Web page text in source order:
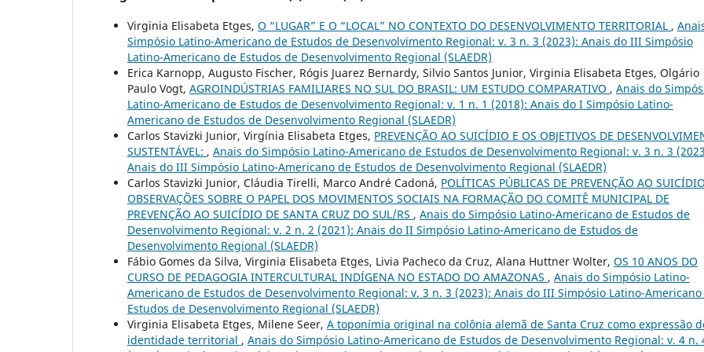
Virginia Elisabeta Etges, O “LUGAR” E O “LOCAL” NO CONTEXTO DO DESENVOLVIMENTO TERRITORIAL ,
Simpósio Latino-Americano de Estudos de Desenvolvimento Regional: v. 3 n. 3 (2023): Anais do III Simpósio
Latino-Americano de Estudos de Desenvolvimento Regional (SLAEDR)
Erica Karnopp, Augusto Fischer, Rógis Juarez Bernardy, Silvio Santos Junior, Virginia Elisabeta Etges, Olgário
Paulo Vogt, AGROINDÚSTRIAS FAMILIARES NO SUL DO BRASIL: UM ESTUDO COMPARATIVO , Anais do
Latino-Americano de Estudos de Desenvolvimento Regional: v. 1 n. 1 (2018): Anais do I Simpósio Latino-
Americano de Estudos de Desenvolvimento Regional (SLAEDR)
Carlos Stavizki Junior, Virgínia Elisabeta Etges, PREVENÇÃO AO SUICÍDIO E OS OBJETIVOS DE
SUSTENTÁVEL: , Anais do Simpósio Latino-Americano de Estudos de Desenvolvimento Regional: v. 3 n. 3
Anais do III Simpósio Latino-Americano de Estudos de Desenvolvimento Regional (SLAEDR)
Carlos Stavizki Junior, Cláudia Tirelli, Marco André Cadoná, POLÍTICAS PÚBLICAS DE PREVENÇÃO AO
OBSERVAÇÕES SOBRE O PAPEL DOS MOVIMENTOS SOCIAIS NA FORMAÇÃO DO COMITÊ MUNICIPAL DE
PREVENÇÃO AO SUICÍDIO DE SANTA CRUZ DO SUL/RS , Anais do Simpósio Latino-Americano de Estudos de
Desenvolvimento Regional: v. 2 n. 2 (2021): Anais do II Simpósio Latino-Americano de Estudos de
Desenvolvimento Regional (SLAEDR)
Fábio Gomes da Silva, Virginia Elisabeta Etges, Livia Pacheco da Cruz, Alana Huttner Wolter, OS 10 ANOS DO
CURSO DE PEDAGOGIA INTERCULTURAL INDÍGENA NO ESTADO DO AMAZONAS , Anais do Simpósio Latino-
Americano de Estudos de Desenvolvimento Regional: v. 3 n. 3 (2023): Anais do III Simpósio Latino-
Estudos de Desenvolvimento Regional (SLAEDR)
Virginia Elisabeta Etges, Milene Seer, A toponímia original na colônia alemã de Santa Cruz como expressão
identidade territorial , Anais do Simpósio Latino-Americano de Estudos de Desenvolvimento Regional: v. 4 n.